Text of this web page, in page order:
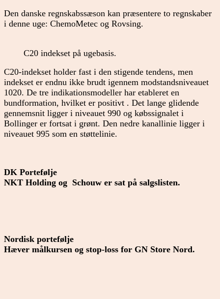
Den danske regnskabssæson kan præsentere to regnskaber
i denne uge: ChemoMetec og Rovsing.
C20 indekset på ugebasis.
C20-indekset holder fast i den stigende tendens, men
indekset er endnu ikke brudt igennem modstandsniveauet
1020. De tre indikationsmodeller har etableret en
bundformation, hvilket er positivt . Det lange glidende
gennemsnit ligger i niveauet 990 og købssignalet i
Bollinger er fortsat i grønt. Den nedre kanallinie ligger i
niveauet 995 som en støttelinie.
DK Portefølje
NKT Holding og Schouw er sat på salgslisten.
Nordisk portefølje
Hæver målkursen og stop-loss for GN Store Nord.